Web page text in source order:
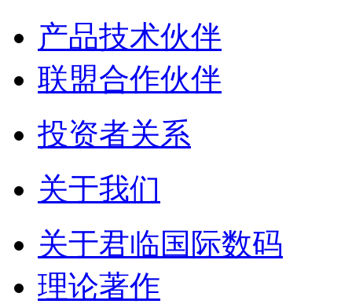
产品技术伙伴
联盟合作伙伴
投资者关系
关于我们
关于君临国际数码
理论著作